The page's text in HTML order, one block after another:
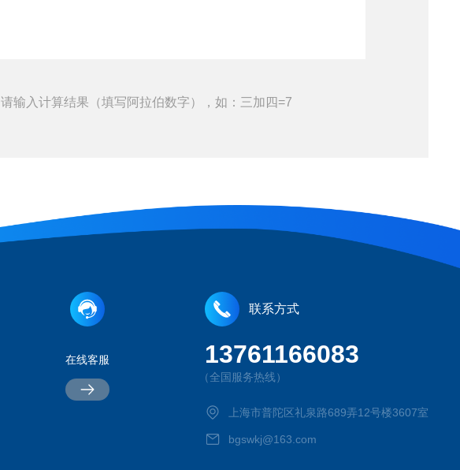
请输入计算结果（填写阿拉伯数字），如：三加四=7
在线客服
联系方式
13761166083
（全国服务热线）
上海市普陀区礼泉路689弄12号楼3607室
bgswkj@163.com